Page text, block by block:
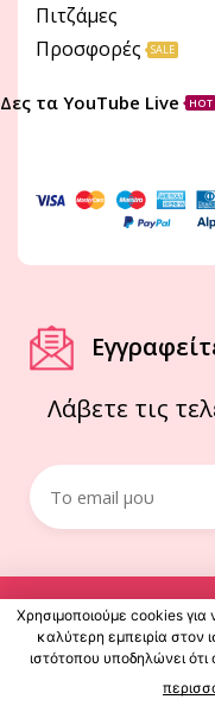
Πιτζάμες
Προσφορές
SALE
Δες τα YouTube Live HOT
Λάβετε τις
© elenastore
Χρησιμοποιούμε cookies
καλύτερη εμπειρία στον
ιστότοπου υποδηλώνει